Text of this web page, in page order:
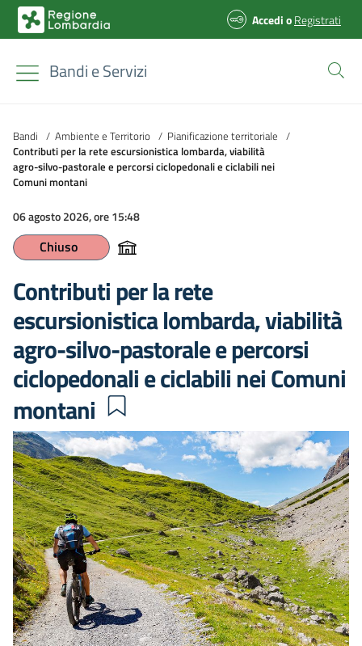
AccedioRegistrati
Bandi e Servizi
Bandi / Ambiente e Territorio / Pianificazione territoriale /
Contributi per la rete escursionistica lombarda, viabilità
agro-silvo-pastorale e percorsi ciclopedonali e ciclabili nei
Comuni montani
06 agosto 2026, ore 15:48
Chiuso
Contributi per la rete
escursionistica lombarda, viabilità
agro-silvo-pastorale e percorsi
ciclopedonali e ciclabili nei Comuni
montani